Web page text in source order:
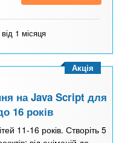
від 1 місяця
на Java Script для
16 років
11-16 років. Створіть 5
Акція